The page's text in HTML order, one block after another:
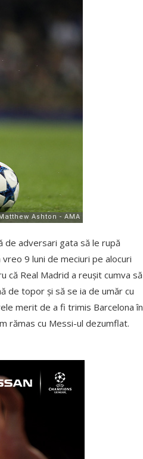
de adversari gata să le rupă
9 luni de meciuri pe alocuri
că Real Madrid a reușit cumva să
de topor și să se ia de umăr cu
merit de a fi trimis Barcelona în
rămas cu Messi-ul dezumflat.